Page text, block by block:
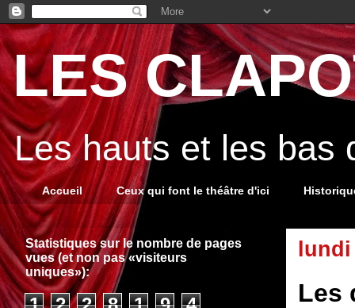
LES
Les hauts et les bas
Accueil Ceux qui font le théâtre d'ici
lundi
Les
Statistiques sur le nombre de pages
vues (et non pas «visiteurs
uniques»):